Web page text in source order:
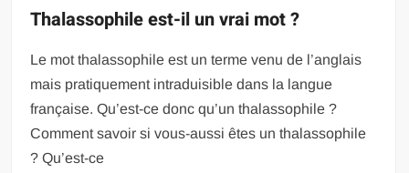
Thalassophile est-il un vrai mot ?
Le mot thalassophile est un terme venu de l’anglais
mais pratiquement intraduisible dans la langue
française. Qu’est-ce donc qu’un thalassophile ?
Comment savoir si vous-aussi êtes un thalassophile
? Qu’est-ce